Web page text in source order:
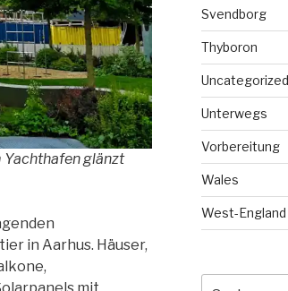
Yachthafen glänzt
in Aarhus. Häuser,
Svendborg
Thyboron
Uncategorized
Unterwegs
Vorbereitung
Wales
West-England